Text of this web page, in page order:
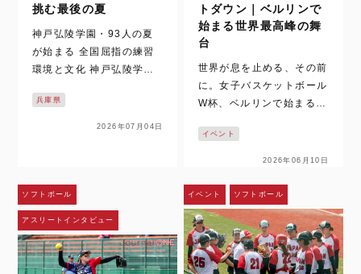
挑む最後の夏
神戸弘陵学園・93人の夏
が始まる 全国屈指の練習
環境と文化 神戸弘陵学園
立ち続ける名門だ。 その9
3名が迎える最後の夏を追
ディション。しかし、神戸
弘陵学園の…
兵庫県
2026年07月04日
トダウン｜ベルリンで
始まる世界最高峰の舞
台
世界が息を止める、その前
に。女子バスケットボール
W杯、ベルリンで始まる時
ケットボールの試合映像
は、テレビや配信、SNS
た。ハイライトや切り取ら
れた一瞬を、何度でも目に
することができる。さら
に、時差のある国か…
イベント
2026年06月10日
ソフトボール
アスリートインタビュー
イベント ソフトボール